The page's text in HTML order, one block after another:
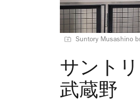
Suntory Musashino
サント
武蔵野